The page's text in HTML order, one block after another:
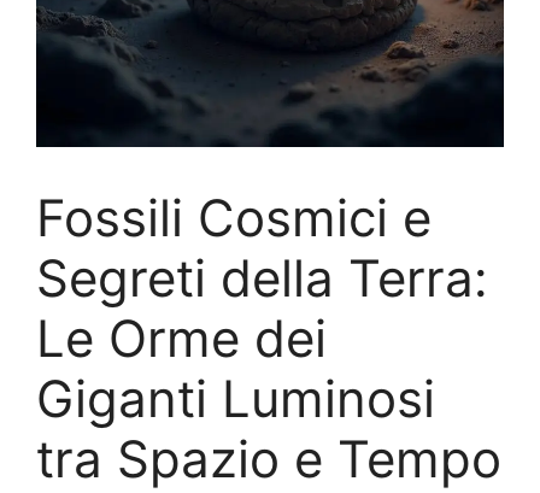
Fossili Cosmici e
Segreti della Terra:
Le Orme dei
Giganti Luminosi
tra Spazio e Tempo